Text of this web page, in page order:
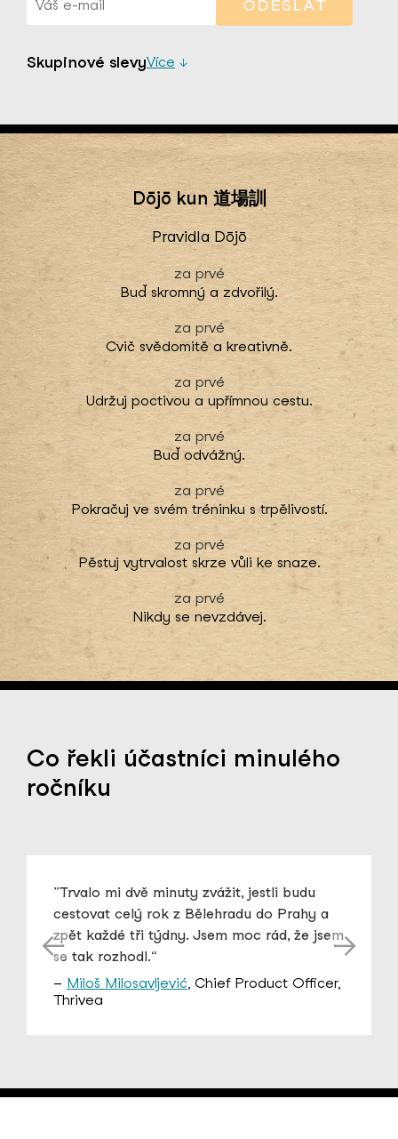
ODESLAT
Skupinové slevyVíce
Sleva 10% pro 2-3 účastníky
Sleva
20%pro 4+ účastníky
Dōjō kun 道場訓
Pravidla Dōjō
Buď skromný a zdvořilý.
Cvič svědomitě a kreativně.
Udržuj poctivou a upřímnou cestu.
Buď odvážný.
Pokračuj ve svém tréninku s trpělivostí.
Pěstuj vytrvalost skrze vůli ke snaze.
Nikdy se nevzdávej.
Co řekli účastníci minulého
ročníku
Trvalo mi dvě minuty zvážit, jestli budu
cestovat celý rok z Bělehradu do Prahy a
zpět každé tři týdny. Jsem moc rád, že jsem
se tak rozhodl.
Miloš Milosavljević, Chief Product Officer,
Thrivea